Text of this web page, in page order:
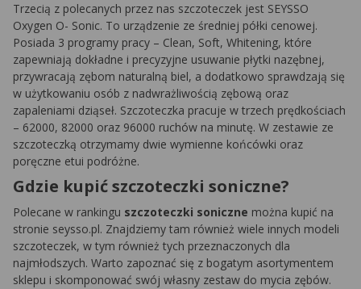
Trzecią z polecanych przez nas szczoteczek jest SEYSSO
Oxygen O- Sonic. To urządzenie ze średniej półki cenowej.
Posiada 3 programy pracy – Clean, Soft, Whitening, które
zapewniają dokładne i precyzyjne usuwanie płytki nazębnej,
przywracają zębom naturalną biel, a dodatkowo sprawdzają się
w użytkowaniu osób z nadwrażliwością zębową oraz
zapaleniami dziąseł. Szczoteczka pracuje w trzech prędkościach
– 62000, 82000 oraz 96000 ruchów na minutę. W zestawie ze
szczoteczką otrzymamy dwie wymienne końcówki oraz
poręczne etui podróżne.
Gdzie kupić szczoteczki soniczne?
Polecane w rankingu szczoteczki soniczne można kupić na
stronie seysso.pl. Znajdziemy tam również wiele innych modeli
szczoteczek, w tym również tych przeznaczonych dla
najmłodszych. Warto zapoznać się z bogatym asortymentem
sklepu i skomponować swój własny zestaw do mycia zębów.